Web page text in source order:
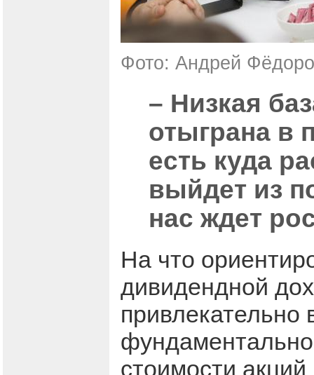
Фото: Андрей
– Низкая
отыграна в
есть куда
выйдет из
нас ждет
На что
дивидендной
привлекательно
стоимости